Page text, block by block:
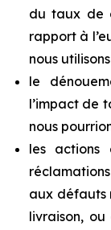
du taux de
rapport à
nous
le
l’impact de
nous
les actions
aux défauts
livraison, ou